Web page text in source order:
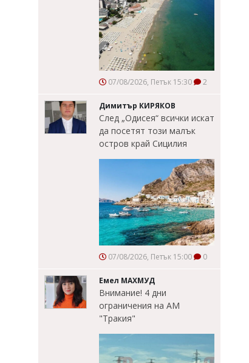
07/08/2026, Петък 15:30 2
Димитър КИРЯКОВ
След „Одисея“ всички искат
да посетят този малък
остров край Сицилия
07/08/2026, Петък 15:00 0
Емел МАХМУД
Внимание! 4 дни
ограничения на АМ
"Тракия"